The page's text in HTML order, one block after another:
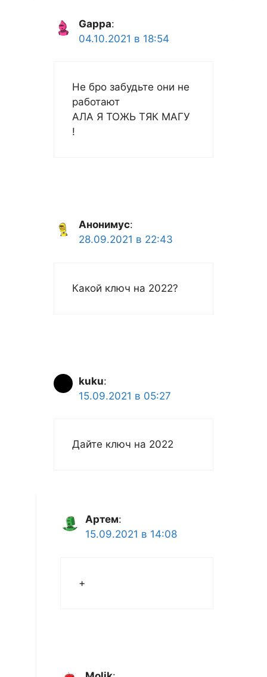
Gappa:
04.10.2021 в 18:54
Не бро забудьте они не
работают
АЛА Я ТОЖЬ ТЯК МАГУ
!
Анонимус:
28.09.2021 в 22:43
Какой ключ на 2022?
kuku:
15.09.2021 в 05:27
Дайте ключ на 2022
Артем:
15.09.2021 в 14:08
+